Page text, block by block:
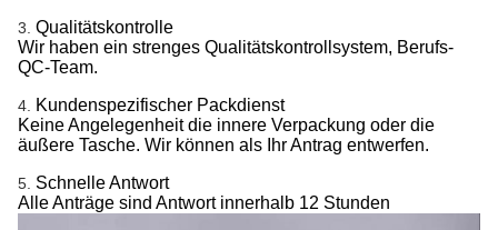
3. Qualitätskontrolle
Wir haben ein strenges Qualitätskontrollsystem, Berufs-
QC-Team.
4.
Kundenspezifischer Packdienst
Keine Angelegenheit die innere Verpackung oder die
äußere Tasche. Wir können als Ihr Antrag entwerfen.
5. Schnelle Antwort
Alle Anträge sind Antwort innerhalb 12 Stunden